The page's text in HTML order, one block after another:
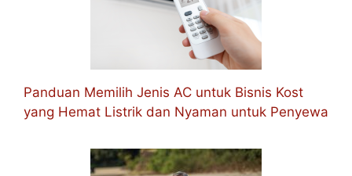
Panduan Memilih Jenis AC untuk Bisnis Kost
yang Hemat Listrik dan Nyaman untuk Penyewa